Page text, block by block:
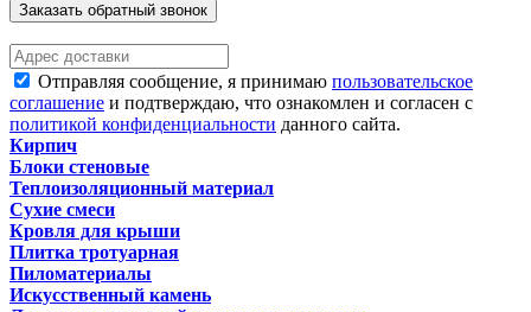
Заказать обратный звонок
Отправляя сообщение, я принимаю пользовательское
соглашение и подтверждаю, что ознакомлен и согласен с
политикой конфиденциальности данного сайта.
Кирпич
Блоки стеновые
Теплоизоляционный материал
Сухие смеси
Кровля для крыши
Плитка тротуарная
Пиломатериалы
Искусственный камень